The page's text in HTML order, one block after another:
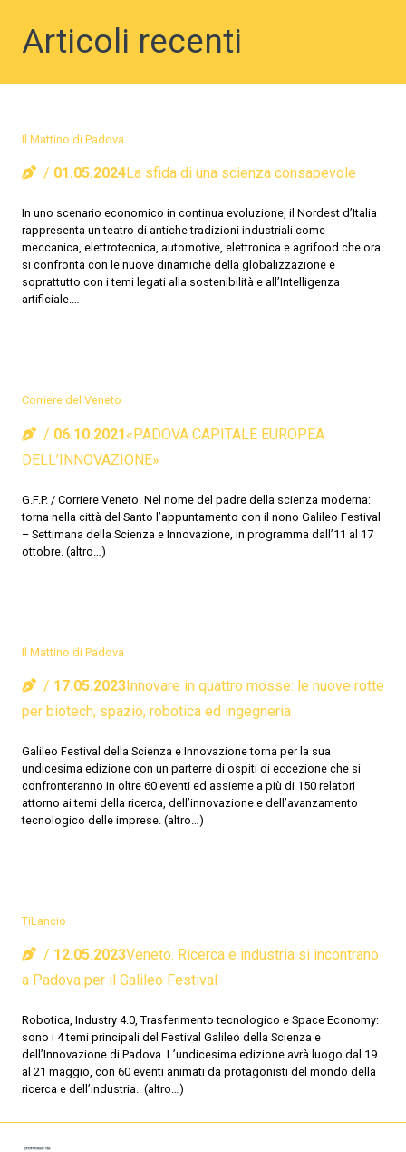
Articoli recenti
Il Mattino di Padova
01.05.2024La sfida di una scienza consapevole
In uno scenario economico in continua evoluzione, il Nordest d’Italia
rappresenta un teatro di antiche tradizioni industriali come
meccanica, elettrotecnica, automotive, elettronica e agrifood che ora
si confronta con le nuove dinamiche della globalizzazione e
soprattutto con i temi legati alla sostenibilità e all’Intelligenza
artificiale.…
Corriere del Veneto
06.10.2021«PADOVA CAPITALE EUROPEA
DELL’INNOVAZIONE»
G.F.P. / Corriere Veneto. Nel nome del padre della scienza moderna:
torna nella città del Santo l’appuntamento con il nono Galileo Festival
– Settimana della Scienza e Innovazione, in programma dall’11 al 17
ottobre. (altro…)
Il Mattino di Padova
17.05.2023Innovare in quattro mosse: le nuove rotte
per biotech, spazio, robotica ed ingegneria
Galileo Festival della Scienza e Innovazione torna per la sua
undicesima edizione con un parterre di ospiti di eccezione che si
confronteranno in oltre 60 eventi ed assieme a più di 150 relatori
attorno ai temi della ricerca, dell’innovazione e dell’avanzamento
tecnologico delle imprese. (altro…)
TiLancio
12.05.2023Veneto. Ricerca e industria si incontrano
a Padova per il Galileo Festival
Robotica, Industry 4.0, Trasferimento tecnologico e Space Economy:
sono i 4 temi principali del Festival Galileo della Scienza e
dell’Innovazione di Padova. L’undicesima edizione avrà luogo dal 19
al 21 maggio, con 60 eventi animati da protagonisti del mondo della
ricerca e dell’industria. (altro…)